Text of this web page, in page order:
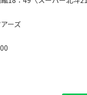
ーズ